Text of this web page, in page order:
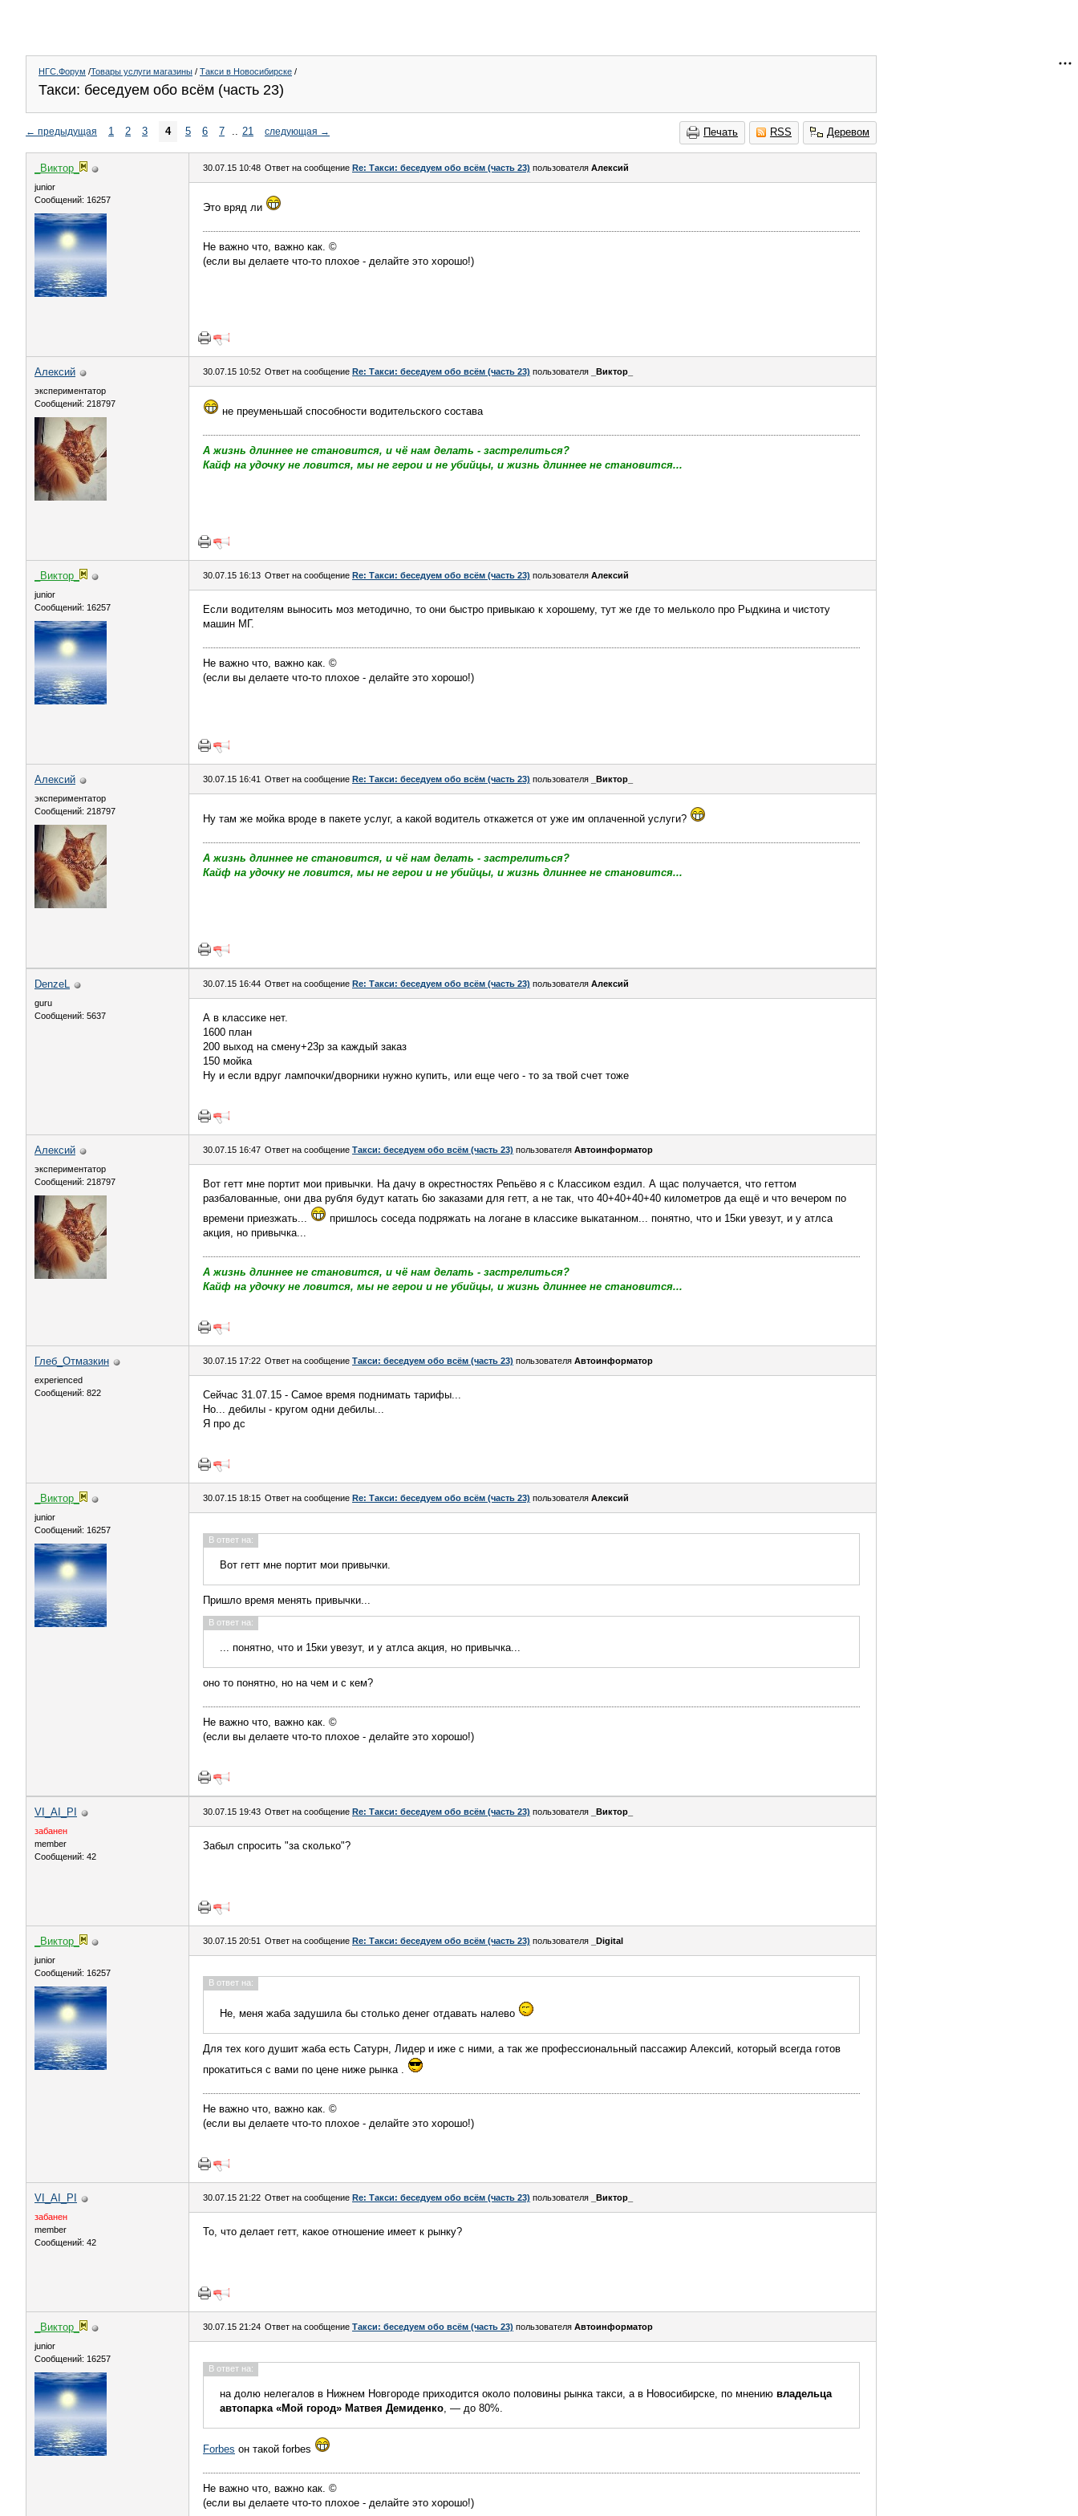
НГС.Форум /Товары услуги магазины / Такси в Новосибирске /
Такси: беседуем обо всём (часть 23)
Печать RSS Деревом
← предыдущая 1 2 3 4 5 6 7 .. 21 следующая →
_Виктор_
juniоr
Сообщений: 16257
30.07.15 10:48 Ответ на сообщение Re: Такси: беседуем обо всём (часть 23) пользователя Алексий
Это вряд ли
Не важно что, важно как. ©
(если вы делаете что-то плохое - делайте это хорошо!)
Алексий
экспериментатор
Сообщений: 218797
30.07.15 10:52 Ответ на сообщение Re: Такси: беседуем обо всём (часть 23) пользователя _Виктор_
не преуменьшай способности водительского состава
А жизнь длиннее не становится, и чё нам делать - застрелиться?
Кайф на удочку не ловится, мы не герои и не убийцы, и жизнь длиннее не становится...
_Виктор_
juniоr
Сообщений: 16257
30.07.15 16:13 Ответ на сообщение Re: Такси: беседуем обо всём (часть 23) пользователя Алексий
Если водителям выносить моз методично, то они быстро привыкаю к хорошему, тут же где то мельколо про Рыдкина и чистоту
машин МГ.
Не важно что, важно как. ©
(если вы делаете что-то плохое - делайте это хорошо!)
Алексий
экспериментатор
Сообщений: 218797
30.07.15 16:41 Ответ на сообщение Re: Такси: беседуем обо всём (часть 23) пользователя _Виктор_
Ну там же мойка вроде в пакете услуг, а какой водитель откажется от уже им оплаченной услуги?
А жизнь длиннее не становится, и чё нам делать - застрелиться?
Кайф на удочку не ловится, мы не герои и не убийцы, и жизнь длиннее не становится...
DenzeL
guru
Сообщений: 5637
30.07.15 16:44 Ответ на сообщение Re: Такси: беседуем обо всём (часть 23) пользователя Алексий
А в классике нет.
1600 план
200 выход на смену+23р за каждый заказ
150 мойка
Ну и если вдруг лампочки/дворники нужно купить, или еще чего - то за твой счет тоже
Алексий
экспериментатор
Сообщений: 218797
30.07.15 16:47 Ответ на сообщение Такси: беседуем обо всём (часть 23) пользователя Автоинформатор
Вот гетт мне портит мои привычки. На дачу в окрестностях Репьёво я с Классиком ездил. А щас получается, что геттом
разбалованные, они два рубля будут катать 6ю заказами для гетт, а не так, что 40+40+40+40 километров да ещё и что вечером по
времени приезжать...
пришлось соседа подряжать на логане в классике выкатанном... понятно, что и 15ки увезут, и у атлса
акция, но привычка...
А жизнь длиннее не становится, и чё нам делать - застрелиться?
Кайф на удочку не ловится, мы не герои и не убийцы, и жизнь длиннее не становится...
Глеб_Отмазкин
experienced
Сообщений: 822
30.07.15 17:22 Ответ на сообщение Такси: беседуем обо всём (часть 23) пользователя Автоинформатор
Сейчас 31.07.15 - Самое время поднимать тарифы...
Но... дебилы - кругом одни дебилы...
Я про дс
_Виктор_
juniоr
Сообщений: 16257
30.07.15 18:15 Ответ на сообщение Re: Такси: беседуем обо всём (часть 23) пользователя Алексий
В ответ на:
Вот гетт мне портит мои привычки.
Пришло время менять привычки...
В ответ на:
... понятно, что и 15ки увезут, и у атлса акция, но привычка...
оно то понятно, но на чем и с кем?
Не важно что, важно как. ©
(если вы делаете что-то плохое - делайте это хорошо!)
VI_AI_PI
забанен
member
Сообщений: 42
30.07.15 19:43 Ответ на сообщение Re: Такси: беседуем обо всём (часть 23) пользователя _Виктор_
Забыл спросить "за сколько"?
_Виктор_
juniоr
Сообщений: 16257
30.07.15 20:51 Ответ на сообщение Re: Такси: беседуем обо всём (часть 23) пользователя _Digital
В ответ на:
Не, меня жаба задушила бы столько денег отдавать налево
Для тех кого душит жаба есть Сатурн, Лидер и иже с ними, а так же профессиональный пассажир Алексий, который всегда готов
прокатиться с вами по цене ниже рынка .
Не важно что, важно как. ©
(если вы делаете что-то плохое - делайте это хорошо!)
VI_AI_PI
забанен
member
Сообщений: 42
30.07.15 21:22 Ответ на сообщение Re: Такси: беседуем обо всём (часть 23) пользователя _Виктор_
То, что делает гетт, какое отношение имеет к рынку?
_Виктор_
juniоr
Сообщений: 16257
30.07.15 21:24 Ответ на сообщение Такси: беседуем обо всём (часть 23) пользователя Автоинформатор
В ответ на:
на долю нелегалов в Нижнем Новгороде приходится около половины рынка такси, а в Новосибирске, по мнению владельца
автопарка «Мой город» Матвея Демиденко, — до 80%.
Forbes он такой forbes
Не важно что, важно как. ©
(если вы делаете что-то плохое - делайте это хорошо!)